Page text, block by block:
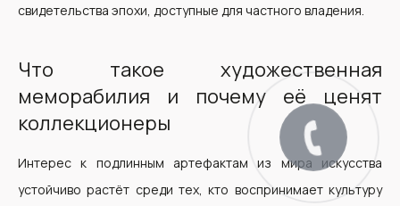
свидетельства эпохи, доступные для частного владения.
Что такое художественная
меморабилия и почему её ценят
коллекционеры
Интерес к подлинным артефактам из мира искусства
устойчиво растёт среди тех, кто воспринимает культуру